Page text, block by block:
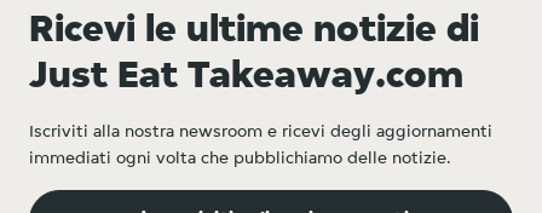
Ricevi le ultime notizie di
Just Eat Takeaway.com
Iscriviti alla nostra newsroom e ricevi degli aggiornamenti
immediati ogni volta che pubblichiamo delle notizie.